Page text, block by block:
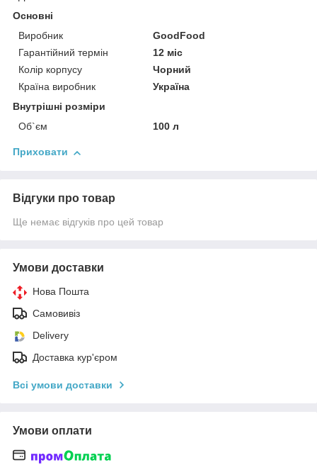
Основні
Виробник
GoodFood
Гарантійний термін
12 міс
Колір корпусу
Чорний
Країна виробник
Україна
Внутрішні розміри
Об`єм
100 л
Приховати
Відгуки про товар
Ще немає відгуків про цей товар
Умови доставки
Нова Пошта
Самовивіз
Delivery
Доставка кур'єром
Всі умови доставки
Умови оплати